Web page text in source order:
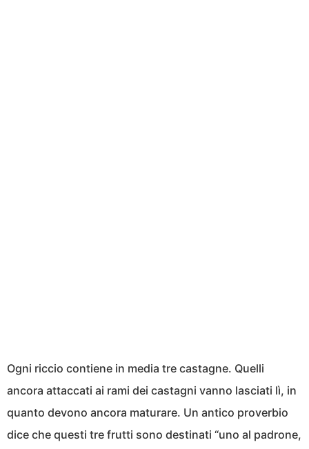
Ogni riccio contiene in media tre castagne. Quelli
ancora attaccati ai rami dei castagni vanno lasciati lì, in
quanto devono ancora maturare. Un antico proverbio
dice che questi tre frutti sono destinati “uno al padrone,